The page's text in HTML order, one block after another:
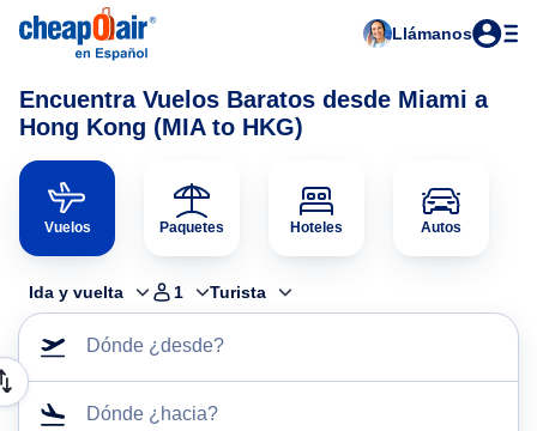
Llámanos
Encuentra Vuelos Baratos desde Miami a
Hong Kong (MIA to HKG)
Vuelos Paquetes Hoteles Autos
Ida y vuelta 1 Turista
Dónde ¿desde?
Dónde ¿hacia?